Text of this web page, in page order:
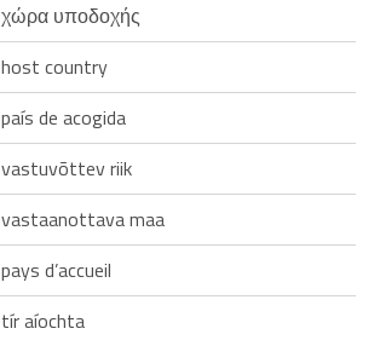
χώρα υποδοχής
host country
país de acogida
vastuvõttev riik
vastaanottava maa
pays d’accueil
tír aíochta